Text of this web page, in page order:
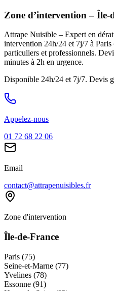
Zone d’intervention – Île-
Attrape Nuisible – Expert en
intervention 24h/24 et 7j/7 à
particuliers et professionnels.
minutes à 2h en urgence.
Disponible 24h/24 et 7j/7. Devis
Appelez-nous
01 72 68 22 06
Email
contact@attrapenuisibles.fr
Zone d'intervention
Île-de-France
Paris (75)
Seine-et-Marne (77)
Yvelines (78)
Essonne (91)